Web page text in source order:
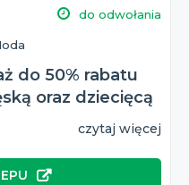
do odwołania
do 50% rabatu
oraz dziecięcą
czytaj więcej